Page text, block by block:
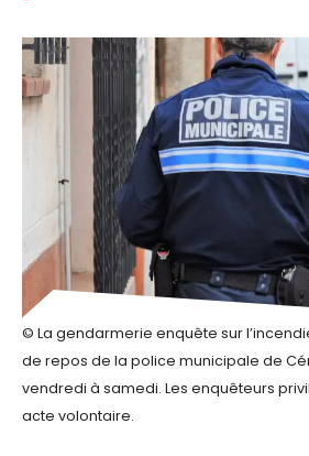
© La gendarmerie enquête sur
de repos de la police municipale de
vendredi à samedi. Les enquêteurs
acte volontaire.